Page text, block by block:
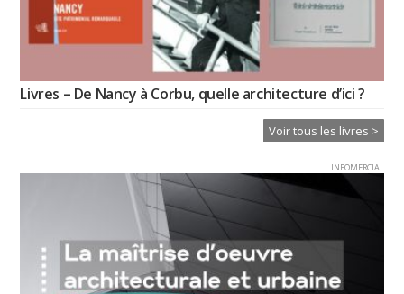
Livres – De Nancy à Corbu, quelle architecture d’ici ?
Voir tous les livres >
INFOMERCIAL